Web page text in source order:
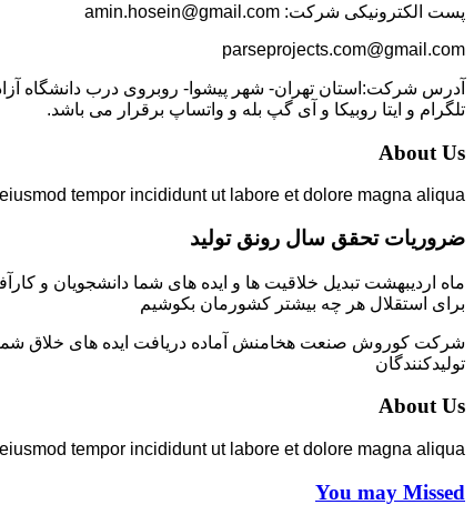
پست الکترونیکی شرکت: amin.hosein@gmail.com
parseprojects.com@gmail.com
تلگرام و ایتا روبیکا و آی گپ بله و واتساپ برقرار می باشد.
About Us
tempor incididunt ut labore et dolore magna aliqua.
ضروریات تحقق سال رونق تولید
ماه اردیبهشت تبدیل خلاقیت ها و ایده های شما دانشجویان و
برای استقلال هر چه بیشتر کشورمان بکوشیم
شرکت کوروش صنعت هخامنش آماده دریافت ایده های خلاق شما
تولیدکنندگان
About Us
tempor incididunt ut labore et dolore magna aliqua.
You may Missed